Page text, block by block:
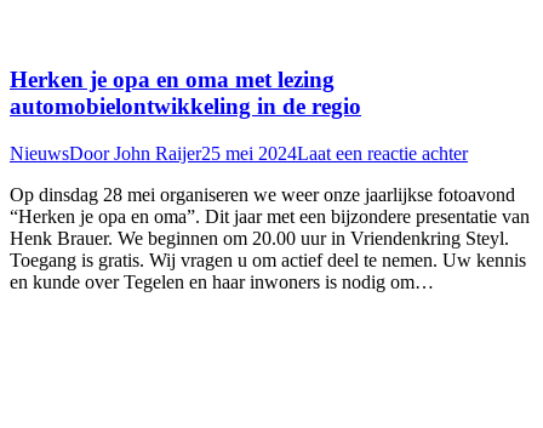
Herken je opa en oma met lezing
automobielontwikkeling in de regio
NieuwsDoorJohn Raijer25 mei 2024Laat een reactie achter
Op dinsdag 28 mei organiseren we weer onze jaarlijkse fotoavond
“Herken je opa en oma”. Dit jaar met een bijzondere presentatie van
Henk Brauer. We beginnen om 20.00 uur in Vriendenkring Steyl.
Toegang is gratis. Wij vragen u om actief deel te nemen. Uw kennis
en kunde over Tegelen en haar inwoners is nodig om…